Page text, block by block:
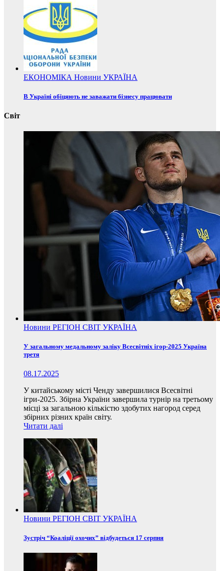
ЕКОНОМІКА Новини УКРАЇНА
В Україні обіцяють не заважати бізнесу працювати
Світ
Новини РЕГІОН СВІТ УКРАЇНА
У загальному медальному заліку Всесвітніх ігор-2025 Україна
третя
08.17.2025
У китайському місті Ченду завершилися Всесвітні
ігри-2025. Збірна України завершила турнір на третьому
місці за загальною кількістю здобутих нагород серед
збірних різних країн світу.
Читати далі
Новини РЕГІОН СВІТ УКРАЇНА
Зустріч “Коаліції охочих” відбудеться 17 серпня